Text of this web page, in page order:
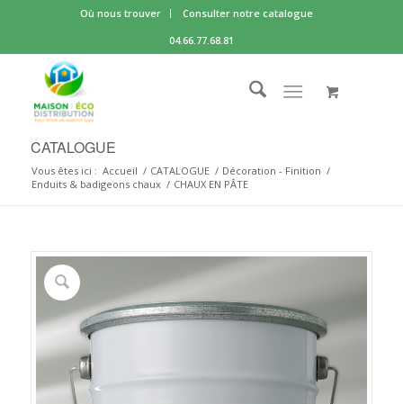
Où nous trouver
Consulter notre catalogue
04.66.77.68.81
CATALOGUE
Vous êtes ici : Accueil / CATALOGUE / Décoration - Finition /
Enduits & badigeons chaux / CHAUX EN PÂTE